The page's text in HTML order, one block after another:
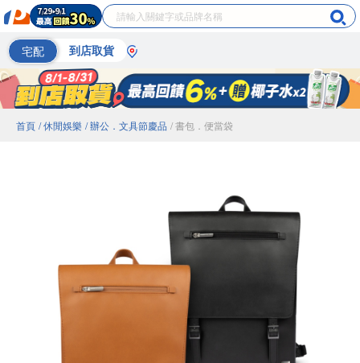
宅配 到店取貨
首頁 / 休閒娛樂 / 辦公．文具節慶品 / 書包．便當袋